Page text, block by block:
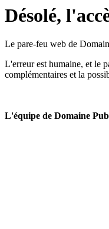
Désolé,
Le pare-feu web de
L'erreur est humaine, et le
complémentaires et la
L'équipe de Domaine